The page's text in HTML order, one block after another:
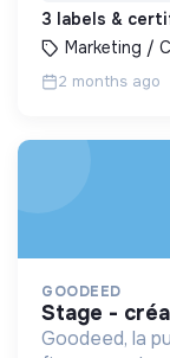
3 labels &
Marketing /
2 months ago
GOODEED
stage -
Goodeed, la